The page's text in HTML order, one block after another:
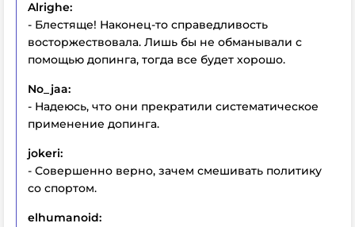
Alrighe:
- Блестяще! Наконец-то справедливость
восторжествовала. Лишь бы не обманывали с
помощью допинга, тогда все будет хорошо.
No_jaa:
- Надеюсь, что они прекратили систематическое
применение допинга.
jokeri:
- Совершенно верно, зачем смешивать политику
со спортом.
elhumanoid: